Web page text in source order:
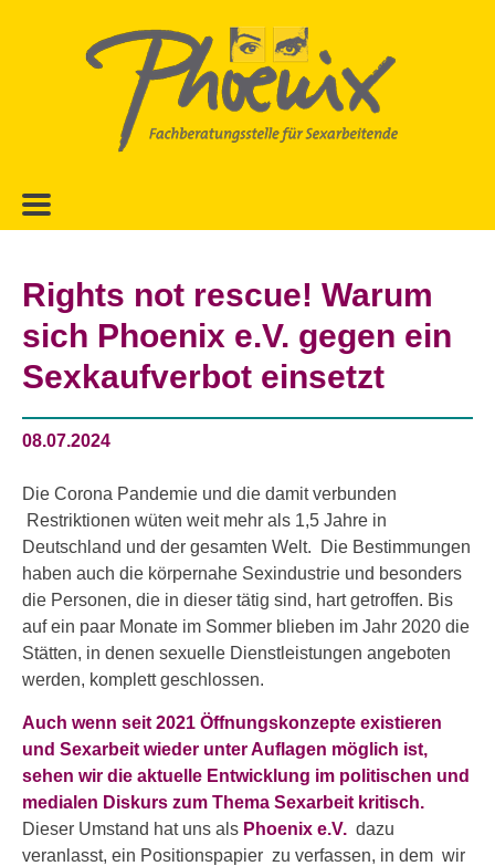
Hauptnavigation
Rights not rescue! Warum
sich Phoenix e.V. gegen ein
Sexkaufverbot einsetzt
08.07.2024
Die Corona Pandemie und die damit verbunden
Restriktionen wüten weit mehr als 1,5 Jahre in
Deutschland und der gesamten Welt. Die Bestimmungen
haben auch die körpernahe Sexindustrie und besonders
die Personen, die in dieser tätig sind, hart getroffen. Bis
auf ein paar Monate im Sommer blieben im Jahr 2020 die
Stätten, in denen sexuelle Dienstleistungen angeboten
werden, komplett geschlossen.
Auch wenn seit 2021 Öffnungskonzepte existieren
und Sexarbeit wieder unter Auflagen möglich ist,
sehen wir die aktuelle Entwicklung im politischen und
medialen Diskurs zum Thema Sexarbeit kritisch.
Dieser Umstand hat uns als Phoenix e.V. dazu
veranlasst, ein Positionspapier zu verfassen, in dem wir